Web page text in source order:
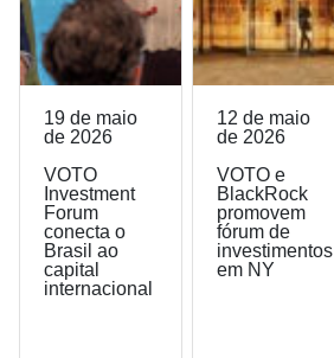
19 de maio
de 2026
VOTO
Investment
Forum
conecta o
Brasil ao
capital
internacional
12 de maio
de 2026
VOTO e
BlackRock
promovem
fórum de
investimentos
em NY